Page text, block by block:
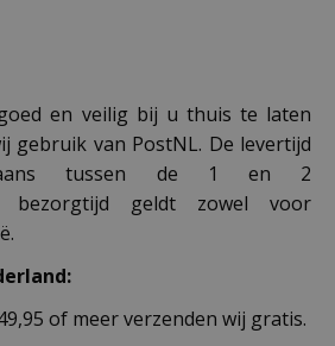
en veilig bij u thuis te laten
gebruik van PostNL. De levertijd
tussen de 1 en 2
bezorgtijd geldt zowel voor
of meer verzenden wij gratis.